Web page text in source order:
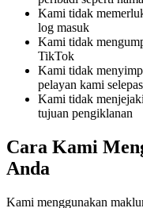
Kami tidak
log masuk
Kami tidak
TikTok
Kami tidak
pelayan kami
Kami tidak
tujuan pengiklanan
Cara Kami
Anda
Kami menggunakan